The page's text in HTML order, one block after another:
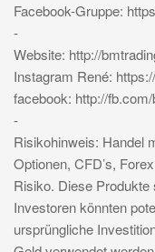
Facebook-Gruppe:
-
Website: http://
Instagram René:
facebook: http://
-
Risikohinweis: Handel
Optionen, CFD’s,
Risiko. Diese Produkte
Investoren könnten
ursprüngliche